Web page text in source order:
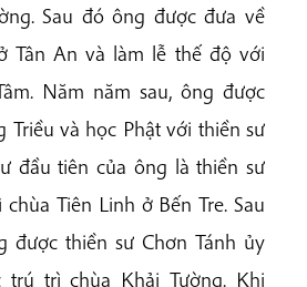
Sau đó ông được đưa về
Tân An và làm lễ thế độ với
Năm năm sau, ông được
Triều và học Phật với thiền sư
đầu tiên của ông là thiền sư
Tiên Linh ở Bến Tre. Sau
được thiền sư Chơn Tánh ủy
trú trì chùa Khải Tường. Khi